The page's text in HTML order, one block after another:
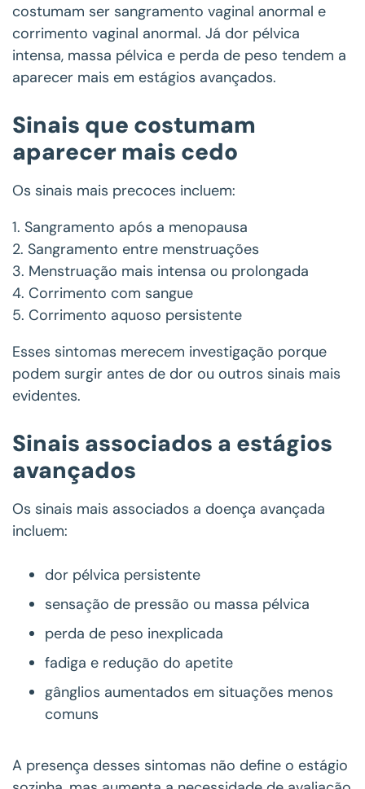
costumam ser sangramento vaginal anormal e
corrimento vaginal anormal. Já dor pélvica
intensa, massa pélvica e perda de peso tendem a
aparecer mais em estágios avançados.
Sinais que costumam
aparecer mais cedo
Os sinais mais precoces incluem:
1. Sangramento após a menopausa
2. Sangramento entre menstruações
3. Menstruação mais intensa ou prolongada
4. Corrimento com sangue
5. Corrimento aquoso persistente
Esses sintomas merecem investigação porque
podem surgir antes de dor ou outros sinais mais
evidentes.
Sinais associados a estágios
avançados
Os sinais mais associados a doença avançada
incluem:
dor pélvica persistente
sensação de pressão ou massa pélvica
perda de peso inexplicada
fadiga e redução do apetite
gânglios aumentados em situações menos
comuns
A presença desses sintomas não define o estágio